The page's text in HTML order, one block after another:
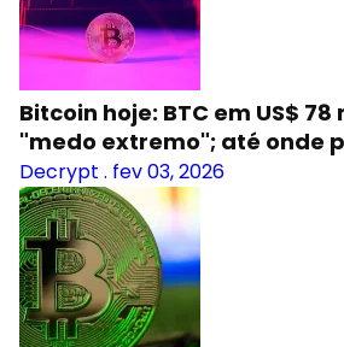
Bitcoin hoje: BTC em US$
"medo extremo"; até onde
Decrypt . fev 03, 2026